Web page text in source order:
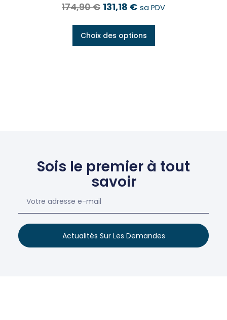
174,90€ 131,18 € sa PDV
Choix des options
Sois le premier à tout
savoir
Actualités Sur Les Demandes